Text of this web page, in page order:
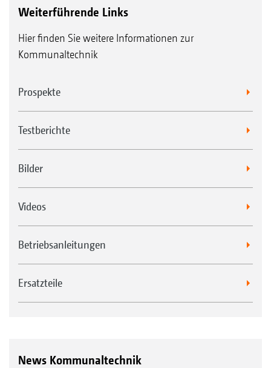
LED-Arbeitsleuchte und/oder Rundumleuchte
Weiterführende Links
Hier finden Sie weitere Informationen zur
Kommunaltechnik
Prospekte
Testberichte
Bilder
Videos
Betriebsanleitungen
Ersatzteile
News Kommunaltechnik